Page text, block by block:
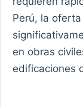
Perú, la
en obras
edificaciones